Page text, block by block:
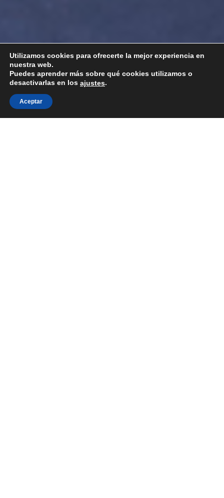
Utilizamos cookies para ofrecerte la mejor experiencia en
nuestra web.
Puedes aprender más sobre qué cookies utilizamos o
desactivarlas en los ajustes.
Aceptar